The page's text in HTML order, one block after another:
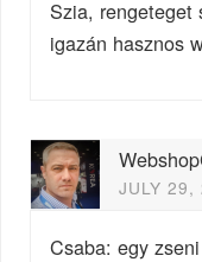
Szia, rengeteget
igazán hasznos
JULY 29,
Csaba: egy